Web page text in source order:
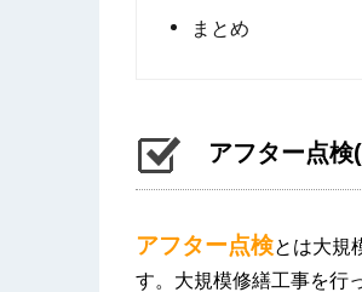
まとめ
アフター点
アフター点検とは大規
す。大規模修繕工事を行